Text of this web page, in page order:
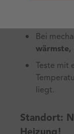
Bei
wärmste,
Teste
liegt.
Standort: